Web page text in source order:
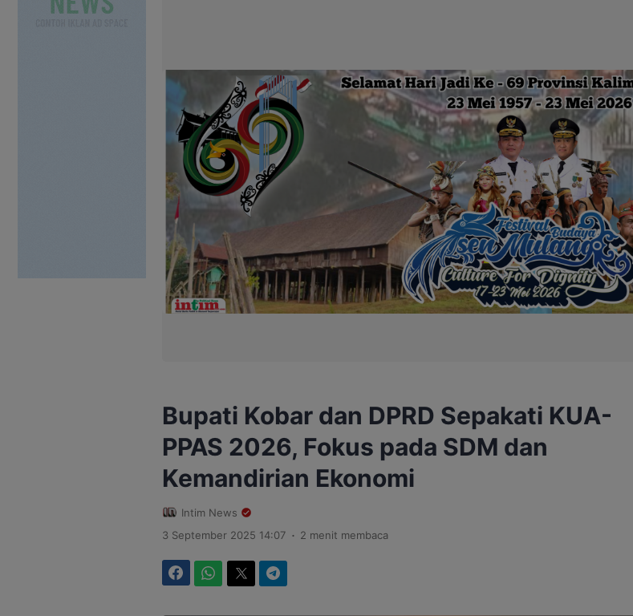
Bupati Kobar dan DPRD Sepakati KUA-
PPAS 2026, Fokus pada SDM dan
Kemandirian Ekonomi
Intim News
3 September 2025 14:07 . 2 menit membaca